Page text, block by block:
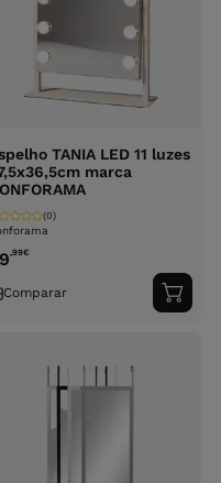
TANIA LED 11 luzes
marca
(0)
,99€
Comparar
ao